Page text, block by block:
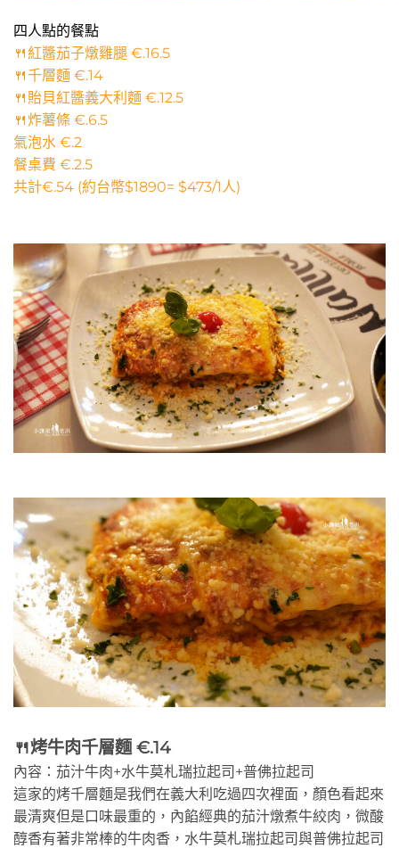
四人點的餐點
🍴紅醬茄子燉雞腿 €.16.5
🍴千層麵 €.14
🍴貽貝紅醬義大利麵 €.12.5
🍴炸薯條 €.6.5
氣泡水 €.2
餐桌費 €.2.5
共計€.54 (約台幣$1890= $473/1人)
🍴烤牛肉千層麵 €.14
內容：茄汁牛肉+水牛莫札瑞拉起司+普佛拉起司
這家的烤千層麵是我們在義大利吃過四次裡面，顏色看起來
最清爽但是口味最重的，內餡經典的茄汁燉煮牛絞肉，微酸
醇香有著非常棒的牛肉香，水牛莫札瑞拉起司與普佛拉起司